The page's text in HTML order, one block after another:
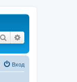
Поиск
Вход